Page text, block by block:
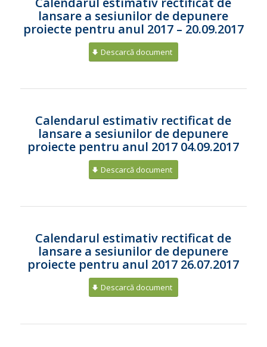
lansare a sesiunilor de depunere
proiecte pentru anul 2017 – 20.09.2017
Descarcă document
Calendarul estimativ rectificat de
lansare a sesiunilor de depunere
proiecte pentru anul 2017 04.09.2017
Descarcă document
Calendarul estimativ rectificat de
lansare a sesiunilor de depunere
proiecte pentru anul 2017 26.07.2017
Descarcă document